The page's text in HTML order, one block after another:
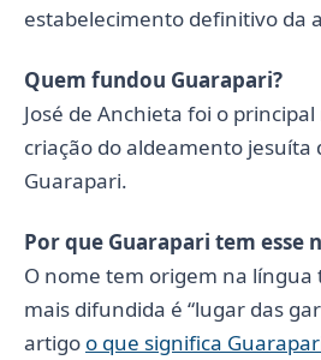
estabelecimento definitivo da
Quem fundou Guarapari?
José de Anchieta foi o
criação do aldeamento jesuíta
Guarapari.
Por que Guarapari tem esse
O nome tem origem na
mais difundida é “lugar das
artigo o que significa